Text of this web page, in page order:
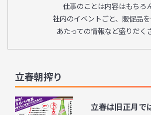
仕事のことは内容はもちろん
社内のイベントごと、販促品
あたっての情報など盛りだく
立春朝搾り
立春は旧正月で